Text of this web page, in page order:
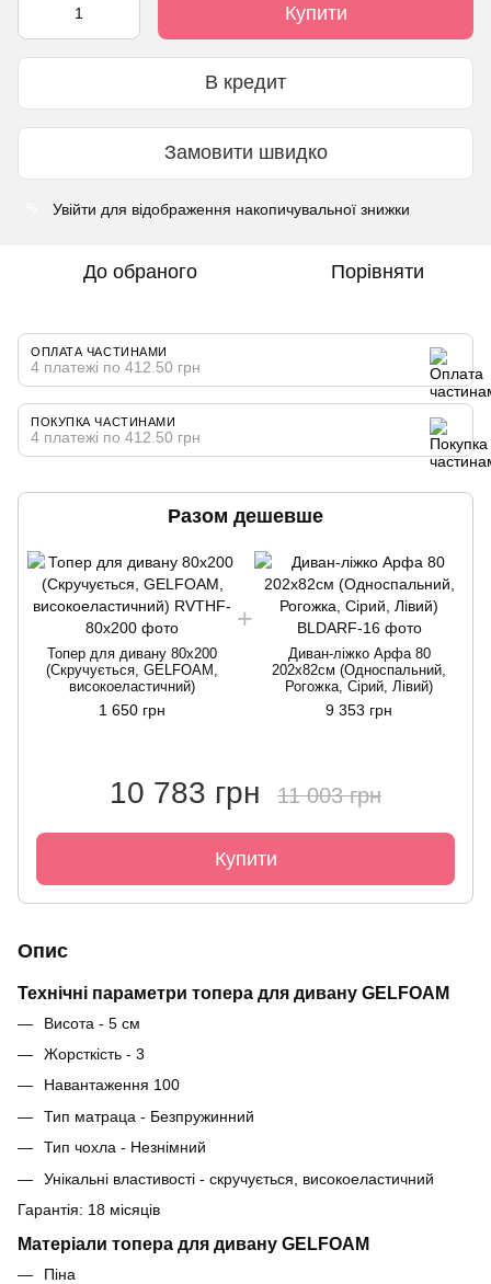
Купити
В кредит
Замовити швидко
Увійти для відображення накопичувальної знижки
До обраного Порівняти
ОПЛАТА ЧАСТИНАМИ
4 платежі по 412.50 грн
ПОКУПКА ЧАСТИНАМИ
4 платежі по 412.50 грн
Разом дешевше
Топер для дивану 80х200
(Скручується, GELFOAM,
високоеластичний)
1 650 грн
Диван-ліжко Арфа 80
202х82см (Односпальний,
Рогожка, Сірий, Лівий)
9 353 грн
10 783 грн 11 003 грн
Купити
Опис
Технічні параметри топера для дивану GELFOAM
Висота - 5 см
Жорсткість - 3
Навантаження 100
Тип матраца - Безпружинний
Тип чохла - Незнімний
Унікальні властивості - скручується, високоеластичний
Гарантія: 18 місяців
Матеріали топера для дивану GELFOAM
Піна